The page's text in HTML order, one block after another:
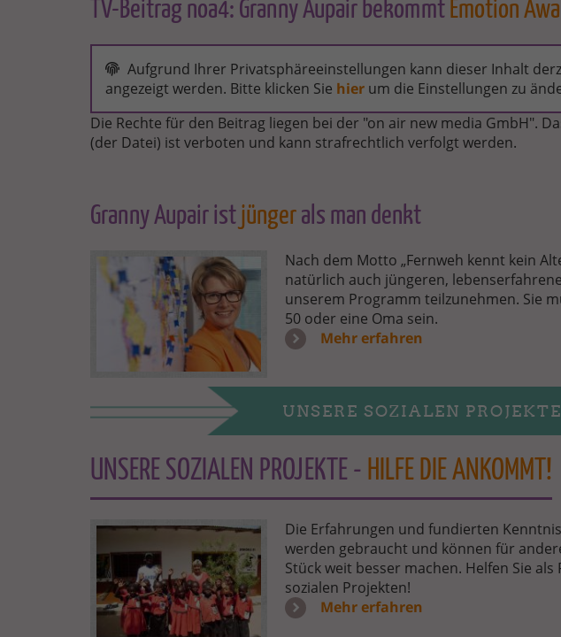
TV-Beitrag noa4: Granny Aupair bekommt Emotion
GRANNY
AUPAIR
UND
EMOTION
AWARD
Aufgrund Ihrer Privatsphäreeinstellungen kann dieser Inhalt
angezeigt werden. Bitte klicken Sie hier um die Einstellungen zu
Die Rechte für den Beitrag liegen bei der "on air new media GmbH".
(der Datei) ist verboten und kann strafrechtlich verfolgt werden.
Granny Aupair ist jünger als man denkt
BILD
MICHAELA
HANSEN.JPG
Nach dem Motto „Fernweh kennt kein
natürlich auch jüngeren,
unserem Programm teilzunehmen. Sie
50 oder eine Oma sein.
Mehr erfahren
UNSERE SOZIALEN PROJEKTE
UNSERE SOZIALEN PROJEKTE - HILFE DIE ANKOMMT!
SOCIAL_PROJECTS_SMALL.JPGDie Erfahrungen und fundierten
werden gebraucht und können für
Stück weit besser machen. Helfen Sie
sozialen Projekten!
Mehr erfahren